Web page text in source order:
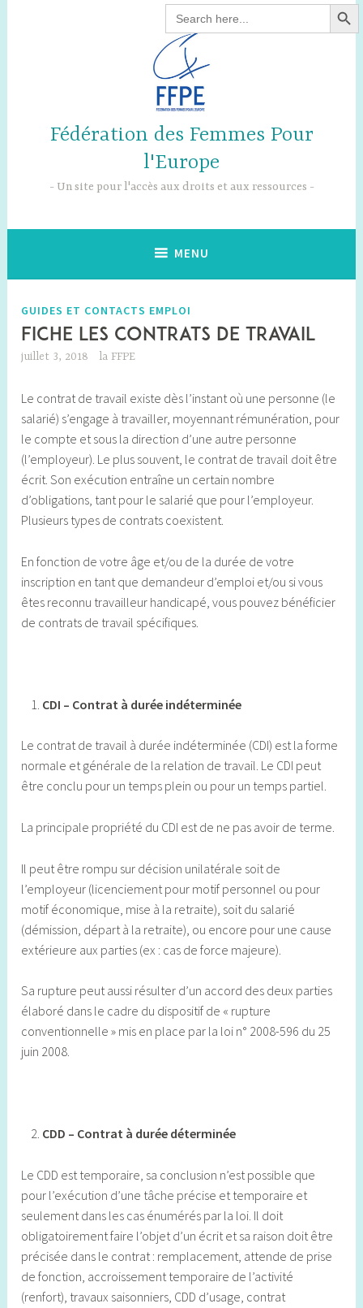
Search
for:
Fédération des Femmes Pour
l'Europe
Un site pour l'accès aux droits et aux ressources
MENU
GUIDES ET CONTACTS EMPLOI
FICHE LES CONTRATS DE TRAVAIL
juillet 3, 2018 la FFPE
Le contrat de travail existe dès l’instant où une personne (le
salarié) s’engage à travailler, moyennant rémunération, pour
le compte et sous la direction d’une autre personne
(l’employeur). Le plus souvent, le contrat de travail doit être
écrit. Son exécution entraîne un certain nombre
d’obligations, tant pour le salarié que pour l’employeur.
Plusieurs types de contrats coexistent.
En fonction de votre âge et/ou de la durée de votre
inscription en tant que demandeur d’emploi et/ou si vous
êtes reconnu travailleur handicapé, vous pouvez bénéficier
de contrats de travail spécifiques.
CDI – Contrat à durée indéterminée
Le contrat de travail à durée indéterminée (CDI) est la forme
normale et générale de la relation de travail. Le CDI peut
être conclu pour un temps plein ou pour un temps partiel.
La principale propriété du CDI est de ne pas avoir de terme.
Il peut être rompu sur décision unilatérale soit de
l’employeur (licenciement pour motif personnel ou pour
motif économique, mise à la retraite), soit du salarié
(démission, départ à la retraite), ou encore pour une cause
extérieure aux parties (ex : cas de force majeure).
Sa rupture peut aussi résulter d’un accord des deux parties
élaboré dans le cadre du dispositif de « rupture
conventionnelle » mis en place par la loi n° 2008-596 du 25
juin 2008.
CDD – Contrat à durée déterminée
Le CDD est temporaire, sa conclusion n’est possible que
pour l’exécution d’une tâche précise et temporaire et
seulement dans les cas énumérés par la loi. Il doit
obligatoirement faire l’objet d’un écrit et sa raison doit être
précisée dans le contrat : remplacement, attende de prise
de fonction, accroissement temporaire de l’activité
(renfort), travaux saisonniers, CDD d’usage, contrat